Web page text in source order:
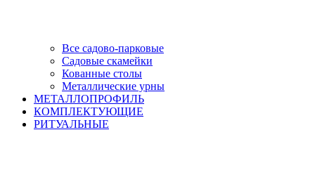
Все садово-парковые
Садовые скамейки
Кованные столы
Металлические урны
МЕТАЛЛОПРОФИЛЬ
КОМПЛЕКТУЮЩИЕ
РИТУАЛЬНЫЕ